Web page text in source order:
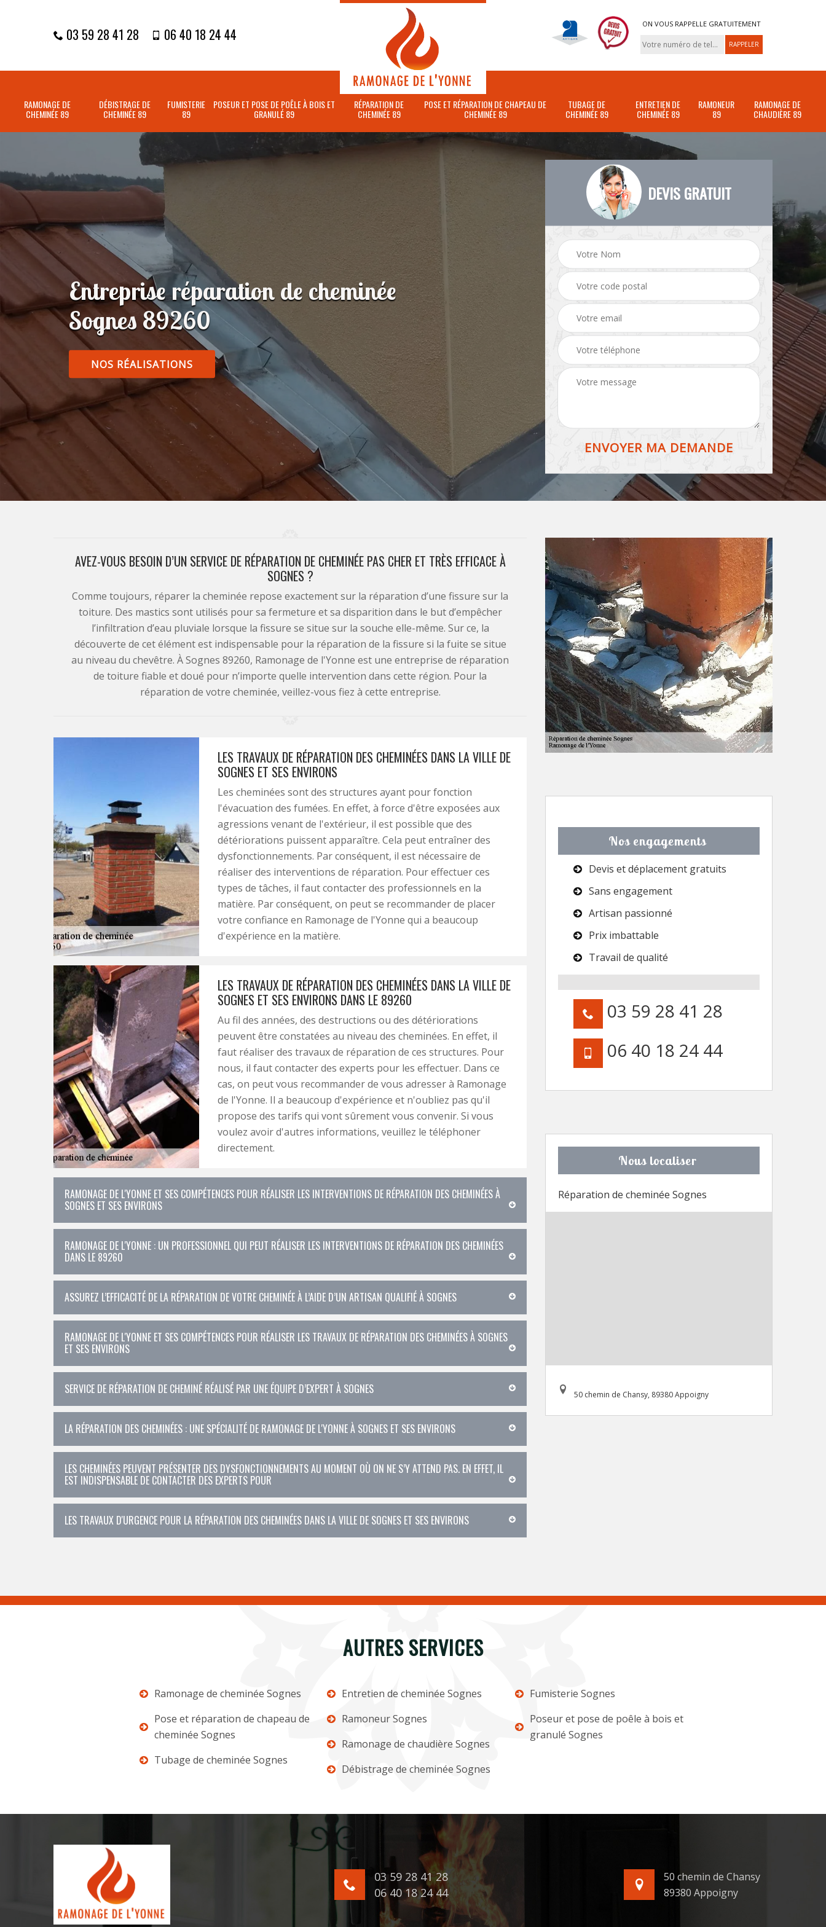
03 59 28 41 28 06 40 18 24 44
ON VOUS RAPPELLE GRATUITEMENT
RAMONAGE DE
CHEMINÉE 89
DÉBISTRAGE DE
CHEMINÉE 89
FUMISTERIE
89
POSEUR ET POSE DE POÊLE À BOIS ET
GRANULÉ 89
RÉPARATION DE
CHEMINÉE 89
POSE ET RÉPARATION DE CHAPEAU DE
CHEMINÉE 89
TUBAGE DE
CHEMINÉE 89
ENTRETIEN DE
CHEMINÉE 89
RAMONEUR
89
RAMONAGE DE
CHAUDIÈRE 89
Entreprise réparation de cheminée
Sognes 89260
NOS RÉALISATIONS
DEVIS GRATUIT
AVEZ-VOUS BESOIN D’UN SERVICE DE RÉPARATION DE CHEMINÉE PAS CHER ET TRÈS EFFICACE À
SOGNES ?
Comme toujours, réparer la cheminée repose exactement sur la réparation d’une fissure sur la
toiture. Des mastics sont utilisés pour sa fermeture et sa disparition dans le but d’empêcher
l’infiltration d’eau pluviale lorsque la fissure se situe sur la souche elle-même. Sur ce, la
découverte de cet élément est indispensable pour la réparation de la fissure si la fuite se situe
au niveau du chevêtre. À Sognes 89260, Ramonage de l'Yonne est une entreprise de réparation
de toiture fiable et doué pour n’importe quelle intervention dans cette région. Pour la
réparation de votre cheminée, veillez-vous fiez à cette entreprise.
LES TRAVAUX DE RÉPARATION DES CHEMINÉES DANS LA VILLE DE
SOGNES ET SES ENVIRONS
Les cheminées sont des structures ayant pour fonction
l'évacuation des fumées. En effet, à force d'être exposées aux
agressions venant de l'extérieur, il est possible que des
détériorations puissent apparaître. Cela peut entraîner des
dysfonctionnements. Par conséquent, il est nécessaire de
réaliser des interventions de réparation. Pour effectuer ces
types de tâches, il faut contacter des professionnels en la
matière. Par conséquent, on peut se recommander de placer
votre confiance en Ramonage de l'Yonne qui a beaucoup
d'expérience en la matière.
LES TRAVAUX DE RÉPARATION DES CHEMINÉES DANS LA VILLE DE
SOGNES ET SES ENVIRONS DANS LE 89260
Au fil des années, des destructions ou des détériorations
peuvent être constatées au niveau des cheminées. En effet, il
faut réaliser des travaux de réparation de ces structures. Pour
nous, il faut contacter des experts pour les effectuer. Dans ce
cas, on peut vous recommander de vous adresser à Ramonage
de l'Yonne. Il a beaucoup d'expérience et n'oubliez pas qu'il
propose des tarifs qui vont sûrement vous convenir. Si vous
voulez avoir d'autres informations, veuillez le téléphoner
directement.
RAMONAGE DE L'YONNE ET SES COMPÉTENCES POUR RÉALISER LES INTERVENTIONS DE RÉPARATION DES CHEMINÉES À
SOGNES ET SES ENVIRONS
RAMONAGE DE L'YONNE : UN PROFESSIONNEL QUI PEUT RÉALISER LES INTERVENTIONS DE RÉPARATION DES CHEMINÉES
DANS LE 89260
ASSUREZ L’EFFICACITÉ DE LA RÉPARATION DE VOTRE CHEMINÉE À L’AIDE D’UN ARTISAN QUALIFIÉ À SOGNES
RAMONAGE DE L'YONNE ET SES COMPÉTENCES POUR RÉALISER LES TRAVAUX DE RÉPARATION DES CHEMINÉES À SOGNES
ET SES ENVIRONS
SERVICE DE RÉPARATION DE CHEMINÉ RÉALISÉ PAR UNE ÉQUIPE D’EXPERT À SOGNES
LA RÉPARATION DES CHEMINÉES : UNE SPÉCIALITÉ DE RAMONAGE DE L'YONNE À SOGNES ET SES ENVIRONS
LES CHEMINÉES PEUVENT PRÉSENTER DES DYSFONCTIONNEMENTS AU MOMENT OÙ ON NE S’Y ATTEND PAS. EN EFFET, IL
EST INDISPENSABLE DE CONTACTER DES EXPERTS POUR
LES TRAVAUX D'URGENCE POUR LA RÉPARATION DES CHEMINÉES DANS LA VILLE DE SOGNES ET SES ENVIRONS
Nos engagements
Devis et déplacement gratuits
Sans engagement
Artisan passionné
Prix imbattable
Travail de qualité
03 59 28 41 28
06 40 18 24 44
Nous localiser
Réparation de cheminée Sognes
50 chemin de Chansy, 89380 Appoigny
AUTRES SERVICES
Ramonage de cheminée Sognes
Pose et réparation de chapeau de
cheminée Sognes
Tubage de cheminée Sognes
Entretien de cheminée Sognes
Ramoneur Sognes
Ramonage de chaudière Sognes
Débistrage de cheminée Sognes
Fumisterie Sognes
Poseur et pose de poêle à bois et
granulé Sognes
03 59 28 41 28
06 40 18 24 44
50 chemin de Chansy
89380 Appoigny